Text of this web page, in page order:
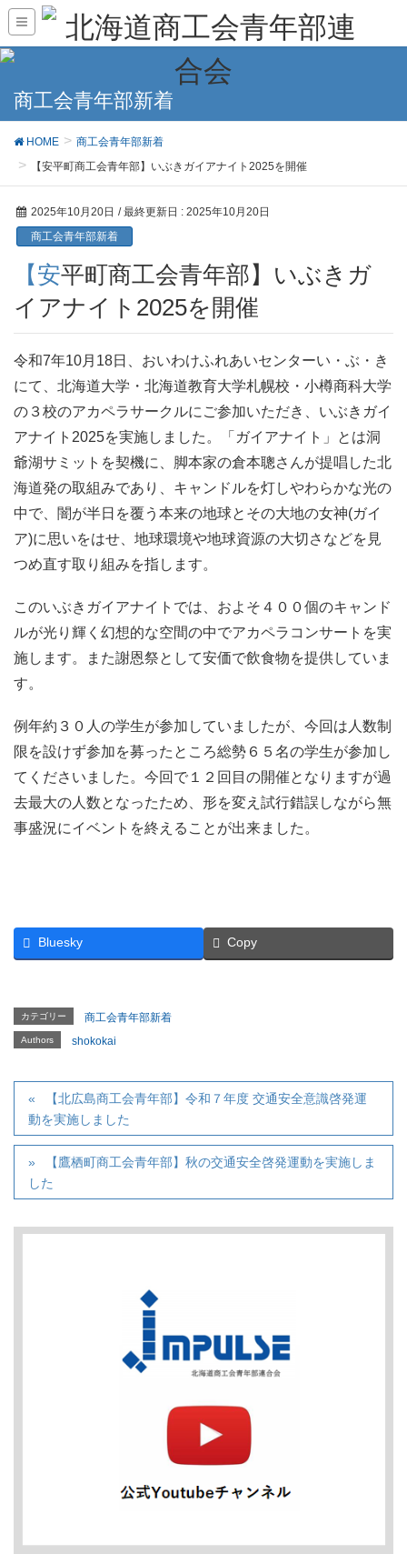
商工会青年部新着
HOME
商工会青年部新着
【安平町商工会青年部】いぶきガイアナイト2025を開催
2025年10月20日 / 最終更新日 : 2025年10月20日
商工会青年部新着
【安平町商工会青年部】いぶきガ
イアナイト2025を開催
令和7年10月18日、おいわけふれあいセンターい・ぶ・き
にて、北海道大学・北海道教育大学札幌校・小樽商科大学
の３校のアカペラサークルにご参加いただき、いぶきガイ
アナイト2025を実施しました。「ガイアナイト」とは洞
爺湖サミットを契機に、脚本家の倉本聰さんが提唱した北
海道発の取組みであり、キャンドルを灯しやわらかな光の
中で、闇が半日を覆う本来の地球とその大地の女神(ガイ
ア)に思いをはせ、地球環境や地球資源の大切さなどを見
つめ直す取り組みを指します。
このいぶきガイアナイトでは、およそ４００個のキャンド
ルが光り輝く幻想的な空間の中でアカペラコンサートを実
施します。また謝恩祭として安価で飲食物を提供していま
す。
例年約３０人の学生が参加していましたが、今回は人数制
限を設けず参加を募ったところ総勢６５名の学生が参加し
てくださいました。今回で１２回目の開催となりますが過
去最大の人数となったため、形を変え試行錯誤しながら無
事盛況にイベントを終えることが出来ました。
Bluesky Copy
カテゴリー 商工会青年部新着
Authors shokokai
【北広島商工会青年部】令和７年度 交通安全意識啓発運
動を実施しました
【鷹栖町商工会青年部】秋の交通安全啓発運動を実施しま
した